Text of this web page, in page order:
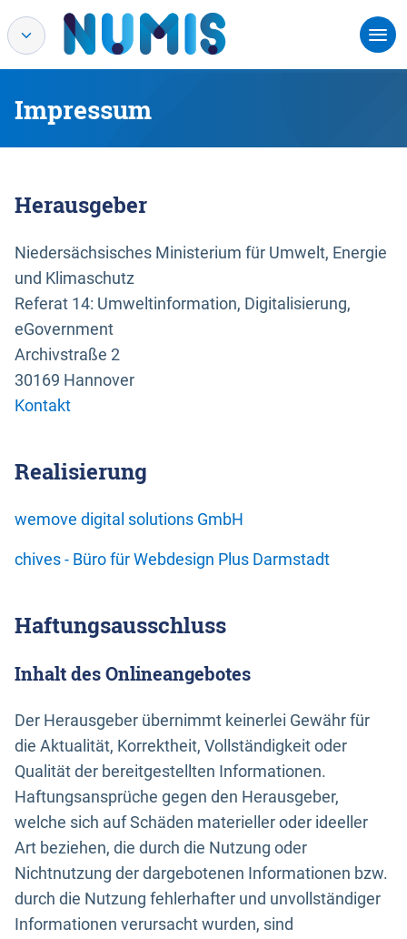
Impressum
Herausgeber
Niedersächsisches Ministerium für Umwelt, Energie
und Klimaschutz
Referat 14: Umweltinformation, Digitalisierung,
eGovernment
Archivstraße 2
30169 Hannover
Kontakt
Realisierung
wemove digital solutions GmbH
chives - Büro für Webdesign Plus Darmstadt
Haftungsausschluss
Inhalt des Onlineangebotes
Der Herausgeber übernimmt keinerlei Gewähr für
die Aktualität, Korrektheit, Vollständigkeit oder
Qualität der bereitgestellten Informationen.
Haftungsansprüche gegen den Herausgeber,
welche sich auf Schäden materieller oder ideeller
Art beziehen, die durch die Nutzung oder
Nichtnutzung der dargebotenen Informationen bzw.
durch die Nutzung fehlerhafter und unvollständiger
Informationen verursacht wurden, sind